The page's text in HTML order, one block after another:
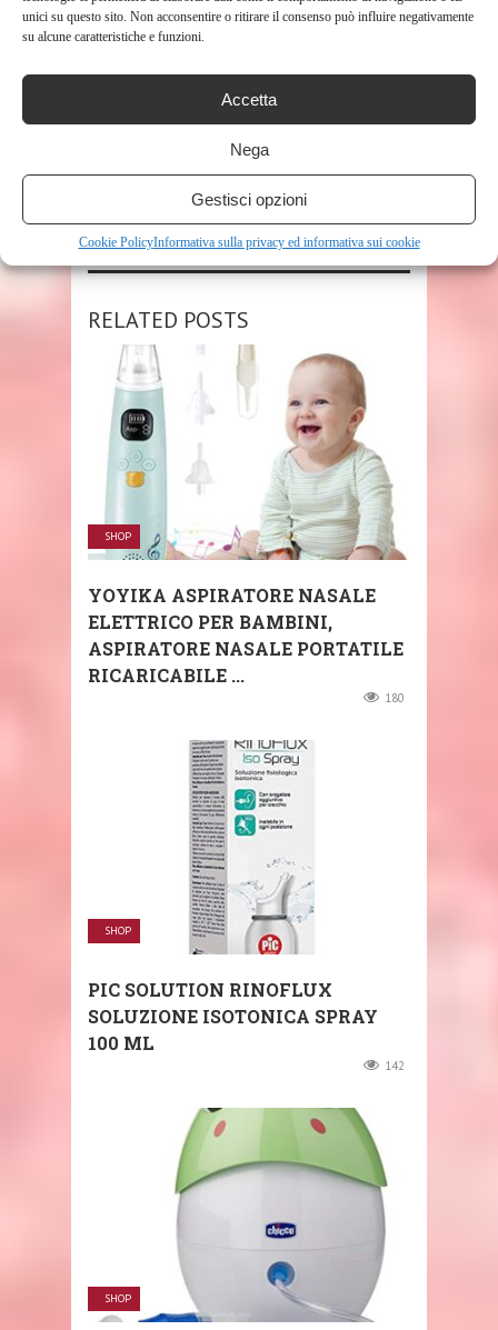
unici su questo sito. Non acconsentire o ritirare il consenso può influire negativamente
su alcune caratteristiche e funzioni.
Accetta
Nega
Gestisci opzioni
Cookie PolicyInformativa sulla privacy ed informativa sui cookie
TAGS
SHARE THIS POST
RELATED POSTS
SHOP
YOYIKA ASPIRATORE NASALE
ELETTRICO PER BAMBINI,
ASPIRATORE NASALE PORTATILE
RICARICABILE ...
180
SHOP
PIC SOLUTION RINOFLUX
SOLUZIONE ISOTONICA SPRAY
100 ML
142
SHOP